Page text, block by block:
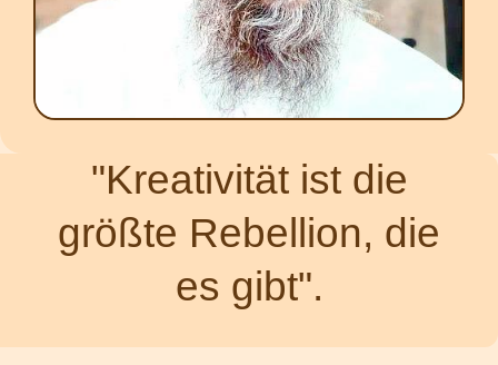
"Kreativität ist die
größte Rebellion, die
es gibt".